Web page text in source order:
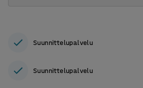
Suunnittelupalvelu
Suunnittelupalvelu